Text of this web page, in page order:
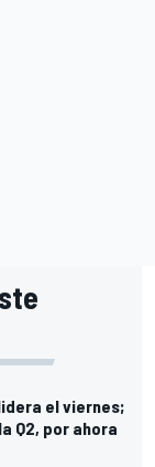
el viernes;
Q2, por ahora